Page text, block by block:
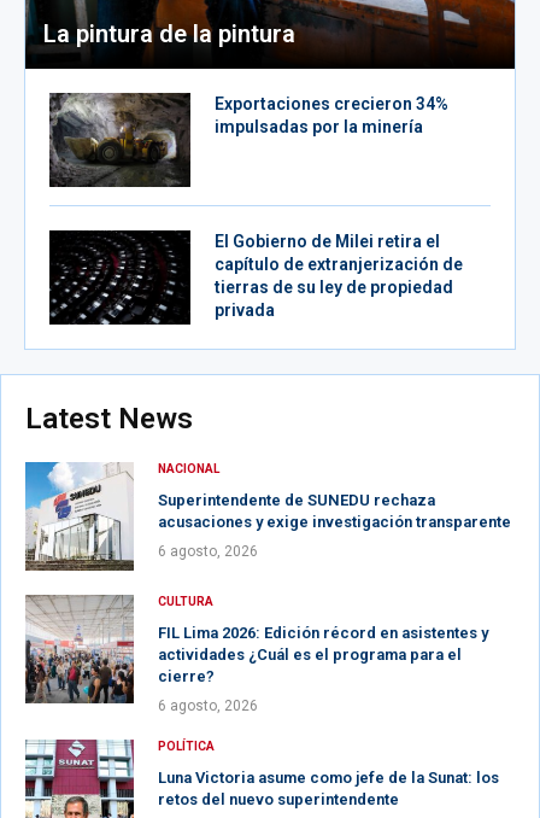
La pintura de la pintura
Exportaciones crecieron 34%
impulsadas por la minería
El Gobierno de Milei retira el
capítulo de extranjerización de
tierras de su ley de propiedad
privada
Latest News
NACIONAL
Superintendente de SUNEDU rechaza
acusaciones y exige investigación transparente
6 agosto, 2026
CULTURA
FIL Lima 2026: Edición récord en asistentes y
actividades ¿Cuál es el programa para el
cierre?
6 agosto, 2026
POLÍTICA
Luna Victoria asume como jefe de la Sunat: los
retos del nuevo superintendente